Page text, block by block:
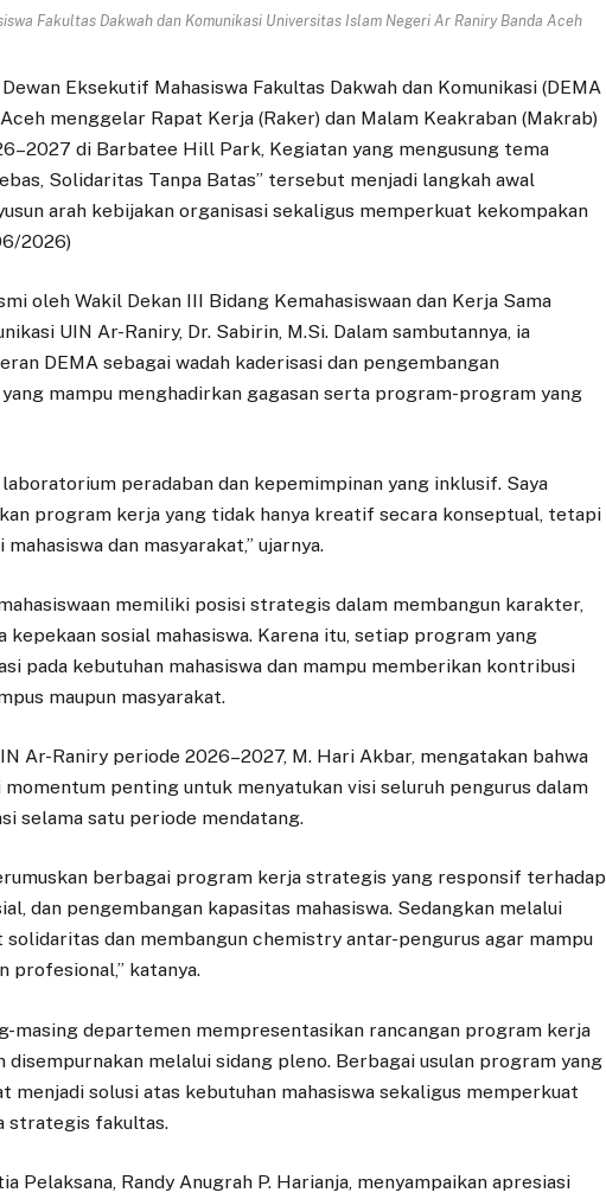
Fakultas Dakwah dan Komunikasi Universitas Islam Negeri Ar Raniry Banda Aceh
Eksekutif Mahasiswa Fakultas Dakwah dan Komunikasi (DEMA
menggelar Rapat Kerja (Raker) dan Malam Keakraban (Makrab)
di Barbatee Hill Park, Kegiatan yang mengusung tema
Solidaritas Tanpa Batas” tersebut menjadi langkah awal
arah kebijakan organisasi sekaligus memperkuat kekompakan
2026)
oleh Wakil Dekan III Bidang Kemahasiswaan dan Kerja Sama
UIN Ar-Raniry, Dr. Sabirin, M.Si. Dalam sambutannya, ia
DEMA sebagai wadah kaderisasi dan pengembangan
mampu menghadirkan gagasan serta program-program yang
laboratorium peradaban dan kepemimpinan yang inklusif. Saya
program kerja yang tidak hanya kreatif secara konseptual, tetapi
dan masyarakat,” ujarnya.
memiliki posisi strategis dalam membangun karakter,
sosial mahasiswa. Karena itu, setiap program yang
pada kebutuhan mahasiswa dan mampu memberikan kontribusi
maupun masyarakat.
Ar-Raniry periode 2026–2027, M. Hari Akbar, mengatakan bahwa
momentum penting untuk menyatukan visi seluruh pengurus dalam
selama satu periode mendatang.
berbagai program kerja strategis yang responsif terhadap
dan pengembangan kapasitas mahasiswa. Sedangkan melalui
dan membangun chemistry antar-pengurus agar mampu
profesional,” katanya.
masing departemen mempresentasikan rancangan program kerja
disempurnakan melalui sidang pleno. Berbagai usulan program yang
menjadi solusi atas kebutuhan mahasiswa sekaligus memperkuat
strategis fakultas.
Pelaksana, Randy Anugrah P. Harianja, menyampaikan apresiasi